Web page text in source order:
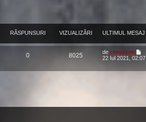
RĂSPUNSURI VIZUALIZĂRI ULTIMUL MESAJ
0 8025 de cimaxcim
22 Iul 2021, 02:07